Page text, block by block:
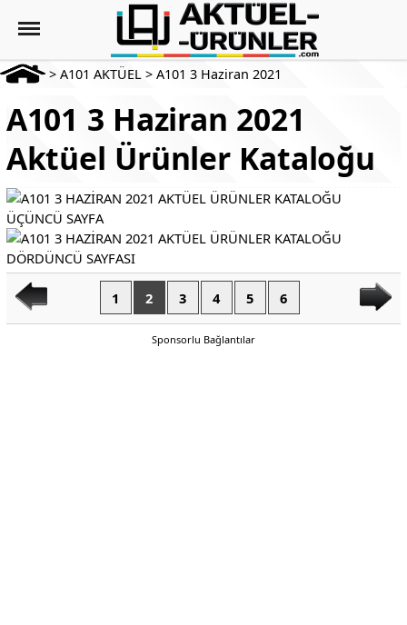
> A101 AKTÜEL > A101 3 Haziran 2021
A101 3 Haziran 2021
Aktüel Ürünler Kataloğu
1 2 3 4 5 6
Sponsorlu Bağlantılar